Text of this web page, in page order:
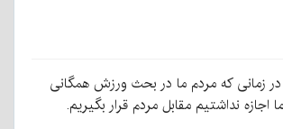
در زمانی که مردم ما در بحث ورزش همگانی
نداشتیم مقابل مردم قرار بگیریم.